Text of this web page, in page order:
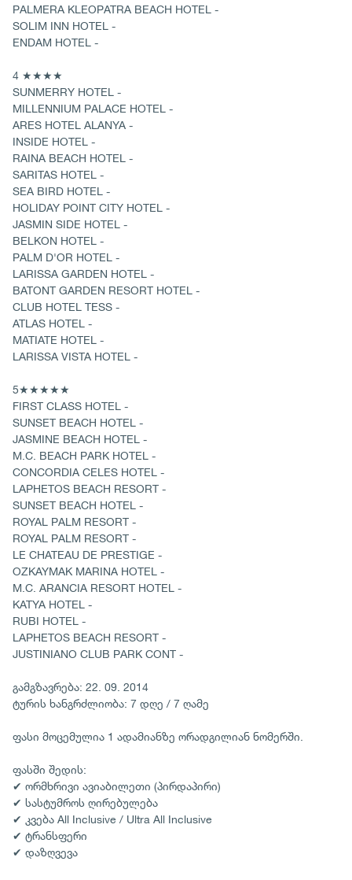
PALMERA KLEOPATRA BEACH HOTEL -
SOLIM INN HOTEL -
ENDAM HOTEL -
4 ★★★★
SUNMERRY HOTEL -
MILLENNIUM PALACE HOTEL -
ARES HOTEL ALANYA -
INSIDE HOTEL -
RAINA BEACH HOTEL -
SARITAS HOTEL -
SEA BIRD HOTEL -
HOLIDAY POINT CITY HOTEL -
JASMIN SIDE HOTEL -
BELKON HOTEL -
PALM D'OR HOTEL -
LARISSA GARDEN HOTEL -
BATONT GARDEN RESORT HOTEL -
CLUB HOTEL TESS -
ATLAS HOTEL -
MATIATE HOTEL -
LARISSA VISTA HOTEL -
5★★★★★
FIRST CLASS HOTEL -
SUNSET BEACH HOTEL -
JASMINE BEACH HOTEL -
M.C. BEACH PARK HOTEL -
CONCORDIA CELES HOTEL -
LAPHETOS BEACH RESORT -
SUNSET BEACH HOTEL -
ROYAL PALM RESORT -
ROYAL PALM RESORT -
LE CHATEAU DE PRESTIGE -
OZKAYMAK MARINA HOTEL -
M.C. ARANCIA RESORT HOTEL -
KATYA HOTEL -
RUBI HOTEL -
LAPHETOS BEACH RESORT -
JUSTINIANO CLUB PARK CONT -
გამგზავრება: 22. 09. 2014
ტურის ხანგრძლიობა: 7 დღე / 7 ღამე
ფასი მოცემულია 1 ადამიანზე ორადგილიან ნომერში.
ფასში შედის:
✔ ორმხრივი ავიაბილეთი (პირდაპირი)
✔ სასტუმროს ღირებულება
✔ კვება All Inclusive / Ultra All Inclusive
✔ ტრანსფერი
✔ დაზღვევა